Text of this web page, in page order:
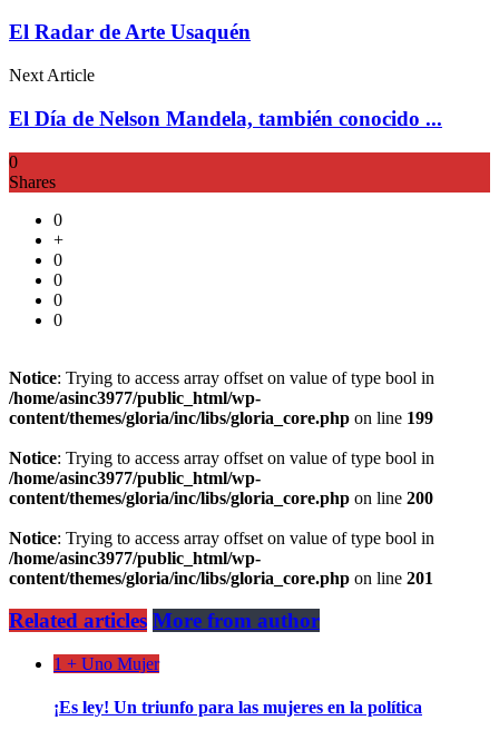
El Radar de Arte Usaquén
Next Article
El Día de Nelson Mandela, también conocido ...
0
Shares
0
+
0
0
0
0
Notice: Trying to access array offset on value of type bool in
/home/asinc3977/public_html/wp-
content/themes/gloria/inc/libs/gloria_core.php on line 199
Notice: Trying to access array offset on value of type bool in
/home/asinc3977/public_html/wp-
content/themes/gloria/inc/libs/gloria_core.php on line 200
Notice: Trying to access array offset on value of type bool in
/home/asinc3977/public_html/wp-
content/themes/gloria/inc/libs/gloria_core.php on line 201
Related articles More from author
1 + Uno Mujer
¡Es ley! Un triunfo para las mujeres en la política